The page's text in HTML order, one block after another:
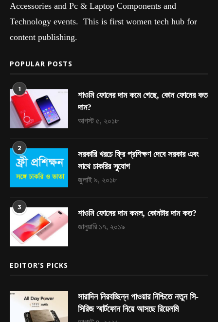
Accessories and Pc & Laptop Components and
Technology events. This is first women tech hub for
content publishing.
POPULAR POSTS
1
শাওমি ফোনের দাম কমে গেছে, কোন ফোনের কত
দাম?
আগস্ট ৫, ২০১৮
2
সরকারি খরচে ফ্রি প্রশিক্ষণ দেবে সরকার এবং
সাথে চাকরির সুযোগ
জুলাই ৯, ২০১৮
3
শাওমি ফোনের দাম কমল, কোনটার দাম কত?
জানুয়ারি ১৭, ২০১৯
EDITOR’S PICKS
সারাদিন নিরবচ্ছিন্ন পাওয়ার নিশ্চিতে নতুন সি-
সিরিজ স্মার্টফোন নিয়ে আসছে রিয়েলমি